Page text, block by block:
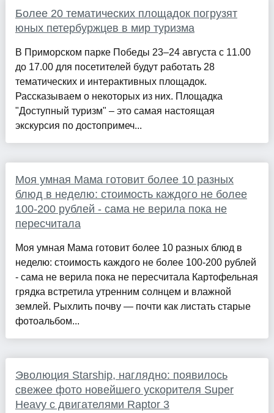
Более 20 тематических площадок погрузят
юных петербуржцев в мир туризма
В Приморском парке Победы 23–24 августа с 11.00
до 17.00 для посетителей будут работать 28
тематических и интерактивных площадок.
Рассказываем о некоторых из них. Площадка
"Доступный туризм" – это самая настоящая
экскурсия по достопримеч...
Моя умная Мама готовит более 10 разных
блюд в неделю: стоимость каждого не более
100-200 рублей - сама не верила пока не
пересчитала
Моя умная Мама готовит более 10 разных блюд в
неделю: стоимость каждого не более 100-200 рублей
- сама не верила пока не пересчитала Картофельная
грядка встретила утренним солнцем и влажной
землей. Рыхлить почву — почти как листать старые
фотоальбом...
Эволюция Starship, наглядно: появилось
свежее фото новейшего ускорителя Super
Heavy с двигателями Raptor 3